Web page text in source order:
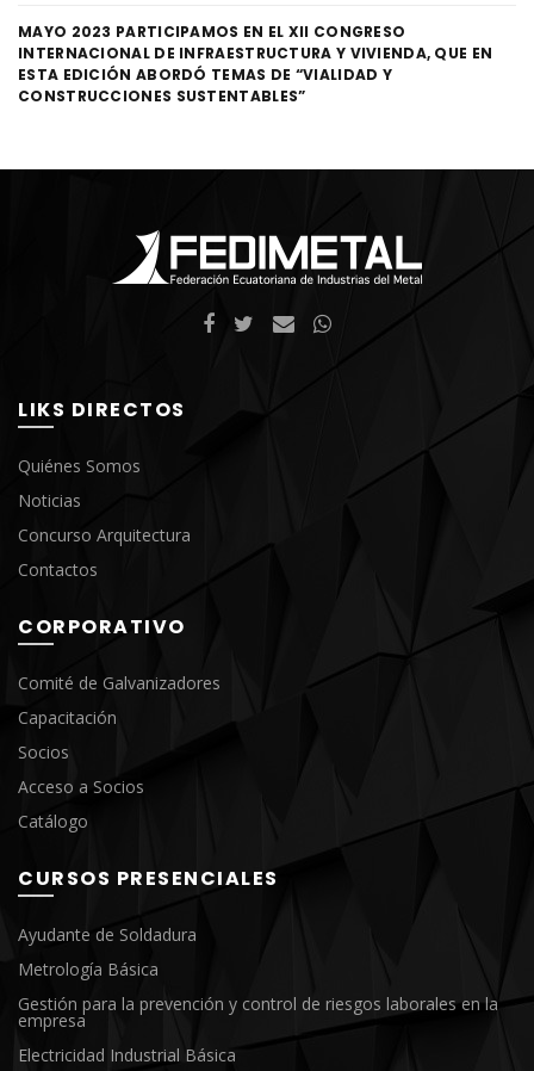
MAYO 2023 PARTICIPAMOS EN EL XII CONGRESO
INTERNACIONAL DE INFRAESTRUCTURA Y VIVIENDA, QUE EN
ESTA EDICIÓN ABORDÓ TEMAS DE “VIALIDAD Y
CONSTRUCCIONES SUSTENTABLES”
LIKS DIRECTOS
Quiénes Somos
Noticias
Concurso Arquitectura
Contactos
CORPORATIVO
Comité de Galvanizadores
Capacitación
Socios
Acceso a Socios
Catálogo
CURSOS PRESENCIALES
Ayudante de Soldadura
Metrología Básica
Gestión para la prevención y control de riesgos laborales en la
empresa
Electricidad Industrial Básica